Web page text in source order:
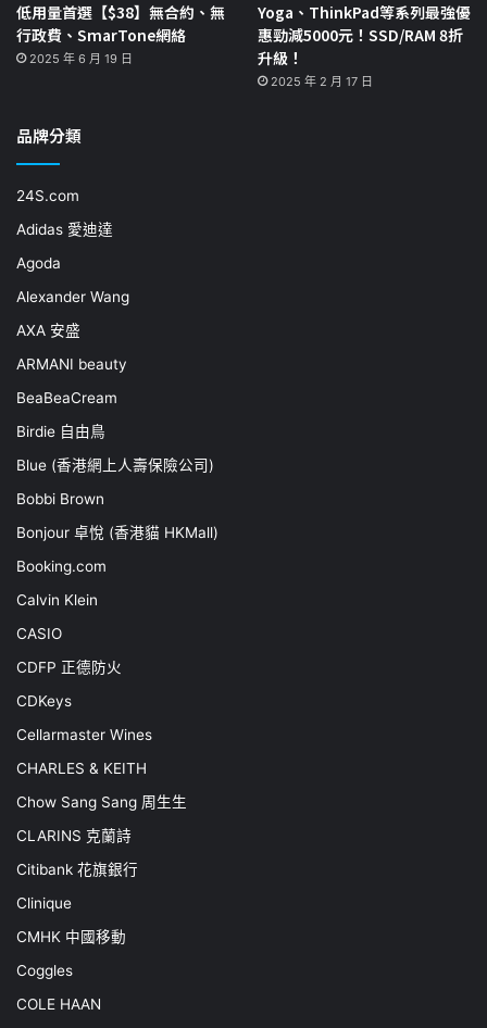
低用量首選【$38】無合約、無
行政費、SmarTone網絡
2025 年 6 月 19 日
Yoga、ThinkPad等系列最強優
惠勁減5000元！SSD/RAM 8折
升級！
2025 年 2 月 17 日
品牌分類
24S.com
Adidas 愛迪達
Agoda
Alexander Wang
AXA 安盛
ARMANI beauty
BeaBeaCream
Birdie 自由鳥
Blue (香港網上人壽保險公司)
Bobbi Brown
Bonjour 卓悅 (香港貓 HKMall)
Booking.com
Calvin Klein
CASIO
CDFP 正德防火
CDKeys
Cellarmaster Wines
CHARLES & KEITH
Chow Sang Sang 周生生
CLARINS 克蘭詩
Citibank 花旗銀行
Clinique
CMHK 中國移動
Coggles
COLE HAAN